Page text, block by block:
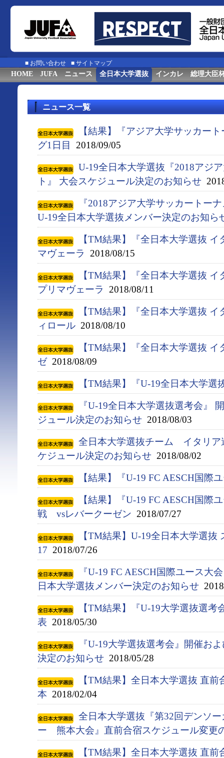
■ お問い合わせ ■ サイトマップ
HOME JUFA ニュース 全日本大学選抜 インカレ 総理大臣
ニュース一覧
【結果】『アジア大学サッカー
グ1日目
2018/09/05
U-19全日本大学選抜『2018アジ
ト』 大会スケジュール決定のお知らせ
『2018アジア大学サッカートー
U-19全日本大学選抜メンバー決定のお知ら
【TM結果】『全日本大学選抜
マヴェーラ
2018/08/15
【TM結果】『全日本大学選抜
プリマヴェーラ
2018/08/11
【TM結果】『全日本大学選抜
ィロール 2018/08/10
【TM結果】『全日本大学選抜
ゼ2018/08/09
【TM結果】『U-19全日本大学選
『U-19全日本大学選抜選考会』
ジュール決定のお知らせ 2018/08/03
全日本大学選抜チーム イタリア
ケジュール決定のお知らせ 2018/08/02
【結果】『U-19 FC AESCH国際
【結果】『U-19 FC AESCH国際
戦 vsレバークーゼン 2018/07/27
【TM結果】U-19全日本大学選抜
17 2018/07/26
『U-19 FC AESCH国際ユース大
日本大学選抜メンバー決定のお知らせ
【TM結果】『U-19大学選抜選考
表 2018/05/30
『U-19大学選抜選考会』開催お
決定のお知らせ 2018/05/28
【TM結果】全日本大学選抜 直前
本 2018/02/04
全日本大学選抜『第32回デンソ
ー 熊本大会』直前合宿スケジュール変更
【TM結果】全日本大学選抜 直前